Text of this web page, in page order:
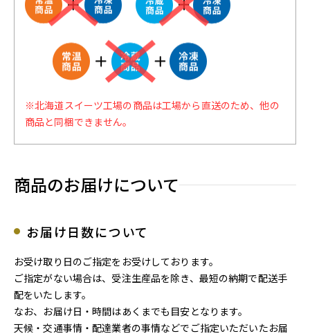
※北海道スイーツ工場の商品は工場から直送のため、他の
商品と同梱できません。
商品のお届けについて
お届け日数について
お受け取り日のご指定をお受けしております。
ご指定がない場合は、受注生産品を除き、最短の納期で配送手
配をいたします。
なお、お届け日・時間はあくまでも目安となります。
天候・交通事情・配達業者の事情などでご指定いただいたお届